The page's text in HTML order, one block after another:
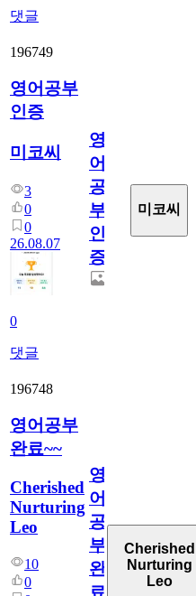
댓글
196749
영어공부
인증
미코씨
3
0
0
26.08.07
0
댓글
영
어
공
부
인
증
미코씨
196748
영어공부
완료~~
Cherished
Nurturing
Leo
10
0
영
어
공
부
완
Cherished
Nurturing
Leo